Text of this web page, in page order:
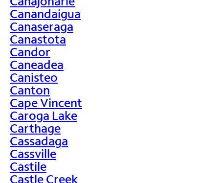
Canandaigua
Canaseraga
Canastota
Candor
Caneadea
Canisteo
Canton
Cape Vincent
Caroga Lake
Carthage
Cassadaga
Cassville
Castile
Castle Creek